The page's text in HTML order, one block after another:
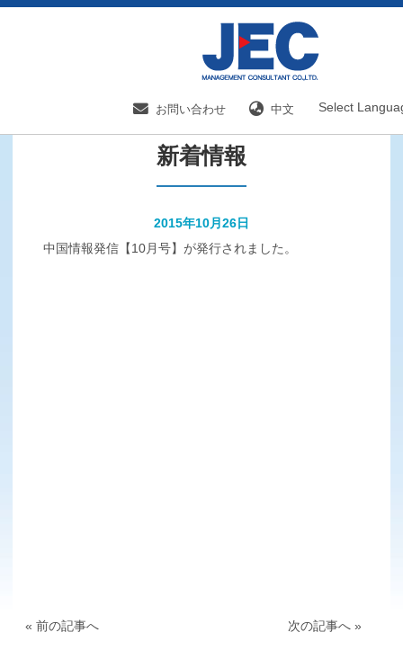
お問い合わせ 中文 Select
新着情報
新着情報
2015年10月26日
中国情報発信【10月号】が発行されました。
« 前の記事へ 次の記事へ »